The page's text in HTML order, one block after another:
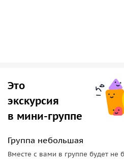
Это
экскурсия
в мини-группе
Группа небольшая
Вместе с вами в группе будет не